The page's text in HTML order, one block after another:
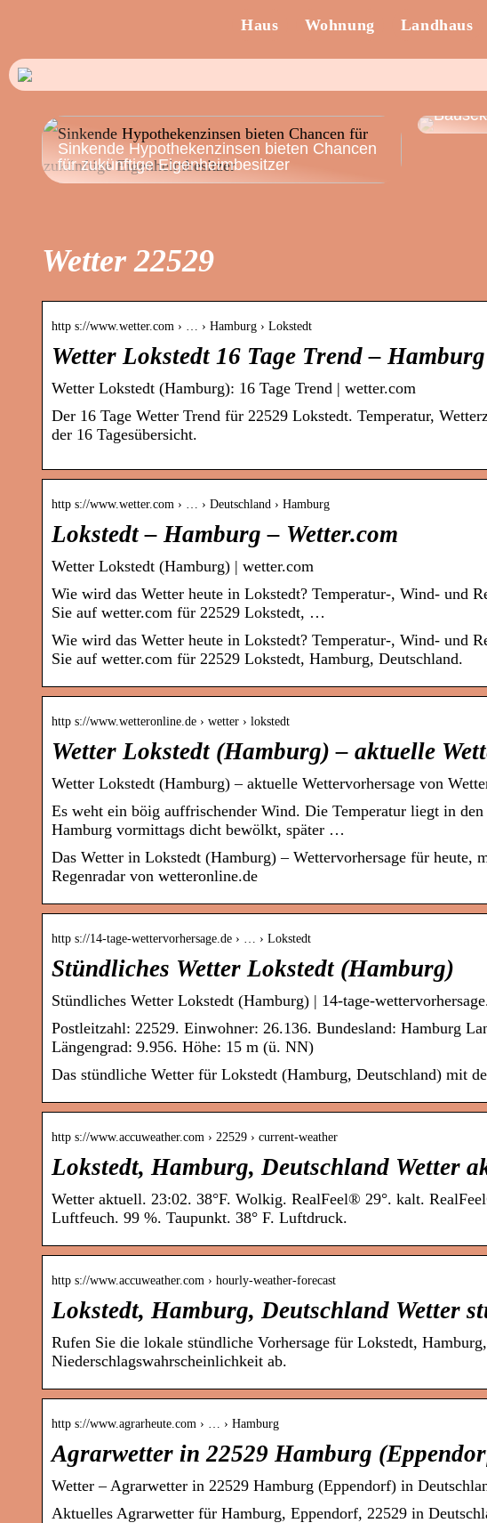
Haus Wohnung Landhaus
Sinkende Hypothekenzinsen bieten Chancen
für zukünftige Eigenheimbesitzer
Wetter 22529
http s://www.wetter.com › … › Hamburg › Lokstedt
Wetter Lokstedt 16 Tage Trend – Hamburg
Wetter Lokstedt (Hamburg): 16 Tage Trend | wetter.com
Der 16 Tage Wetter Trend für 22529 Lokstedt. Temperatur,
der 16 Tagesübersicht.
http s://www.wetter.com › … › Deutschland › Hamburg
Lokstedt – Hamburg – Wetter.com
Wetter Lokstedt (Hamburg) | wetter.com
Wie wird das Wetter heute in Lokstedt? Temperatur-, Wind- und
Sie auf wetter.com für 22529 Lokstedt, …
Wie wird das Wetter heute in Lokstedt? Temperatur-, Wind- und
Sie auf wetter.com für 22529 Lokstedt, Hamburg, Deutschland.
http s://www.wetteronline.de › wetter › lokstedt
Wetter Lokstedt (Hamburg) – aktuelle
Wetter Lokstedt (Hamburg) – aktuelle Wettervorhersage von
Es weht ein böig auffrischender Wind. Die Temperatur liegt in
Hamburg vormittags dicht bewölkt, später …
Das Wetter in Lokstedt (Hamburg) – Wettervorhersage für heute,
Regenradar von wetteronline.de
http s://14-tage-wettervorhersage.de › … › Lokstedt
Stündliches Wetter Lokstedt (Hamburg)
Stündliches Wetter Lokstedt (Hamburg) | 14-tage-
Postleitzahl: 22529. Einwohner: 26.136. Bundesland: Hamburg
Längengrad: 9.956. Höhe: 15 m (ü. NN)
Das stündliche Wetter für Lokstedt (Hamburg, Deutschland) mit
http s://www.accuweather.com › 22529 › current-weather
Lokstedt, Hamburg, Deutschland Wetter
Wetter aktuell. 23:02. 38°F. Wolkig. RealFeel® 29°. kalt.
Luftfeuch. 99 %. Taupunkt. 38° F. Luftdruck.
http s://www.accuweather.com › hourly-weather-forecast
Lokstedt, Hamburg, Deutschland Wetter
Rufen Sie die lokale stündliche Vorhersage für Lokstedt,
Niederschlagswahrscheinlichkeit ab.
http s://www.agrarheute.com › … › Hamburg
Agrarwetter in 22529 Hamburg
Wetter – Agrarwetter in 22529 Hamburg (Eppendorf) in
Aktuelles Agrarwetter für Hamburg, Eppendorf, 22529 in